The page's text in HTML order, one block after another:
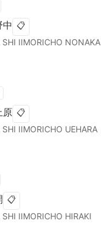
中 📋
SHI IIMORICHO NONAKA
原 📋
SHI IIMORICHO UEHARA
📋
SHI IIMORICHO HIRAKI